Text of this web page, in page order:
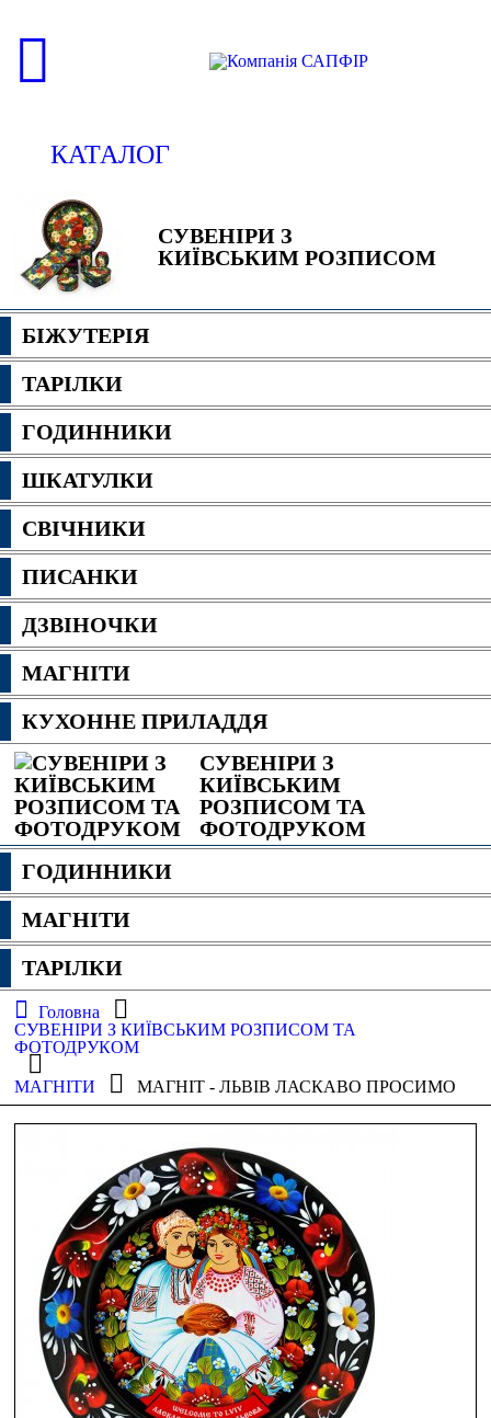
КАТАЛОГ
СУВЕНІРИ З
КИЇВСЬКИМ РОЗПИСОМ
БІЖУТЕРІЯ
ТАРІЛКИ
ГОДИННИКИ
ШКАТУЛКИ
СВІЧНИКИ
ПИСАНКИ
ДЗВІНОЧКИ
МАГНІТИ
КУХОННЕ ПРИЛАДДЯ
СУВЕНІРИ З
КИЇВСЬКИМ
РОЗПИСОМ ТА
ФОТОДРУКОМ
ГОДИННИКИ
МАГНІТИ
ТАРІЛКИ
Головна
СУВЕНІРИ З КИЇВСЬКИМ РОЗПИСОМ ТА
ФОТОДРУКОМ
МАГНІТИ МАГНІТ - ЛЬВІВ ЛАСКАВО ПРОСИМО